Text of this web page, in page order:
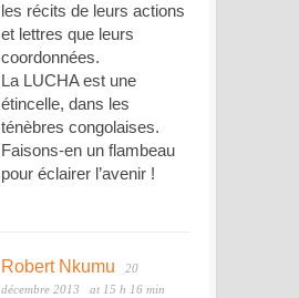
les récits de leurs actions
et lettres que leurs
coordonnées.
La LUCHA est une
étincelle, dans les
ténèbres congolaises.
Faisons-en un flambeau
pour éclairer l’avenir !
Robert Nkumu
20
décembre 2013
at 15 h 16 min